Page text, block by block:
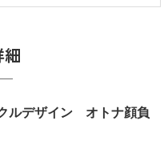
細
ルデザイン オトナ顔負